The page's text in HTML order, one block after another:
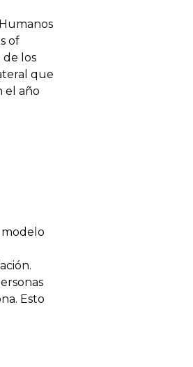
of
de los
que
el año
Esto